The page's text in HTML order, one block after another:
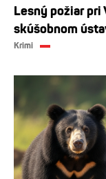
Lesný požiar
skúšobnom
Krimi